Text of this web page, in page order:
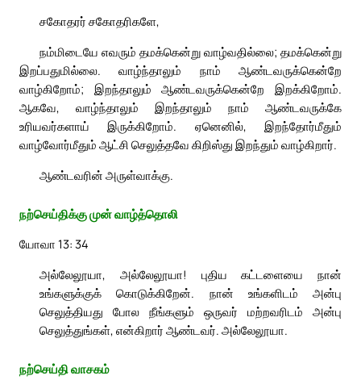
சகோதரர் சகோதரிகளே,
நம்மிடையே எவரும் தமக்கென்று வாழ்வதில்லை; தமக்கென்று
இறப்பதுமில்லை. வாழ்ந்தாலும் நாம் ஆண்டவருக்கென்றே
வாழ்கிறோம்; இறந்தாலும் ஆண்டவருக்கென்றே இறக்கிறோம்.
ஆகவே, வாழ்ந்தாலும் இறந்தாலும் நாம் ஆண்டவருக்கே
உரியவர்களாய் இருக்கிறோம். ஏனெனில், இறந்தோர்மீதும்
வாழ்வோர்மீதும் ஆட்சி செலுத்தவே கிறிஸ்து இறந்தும் வாழ்கிறார்.
ஆண்டவரின் அருள்வாக்கு.
நற்செய்திக்கு முன் வாழ்த்தொலி
யோவா 13: 34
அல்லேலூயா, அல்லேலூயா! புதிய கட்டளையை நான்
உங்களுக்குக் கொடுக்கிறேன். நான் உங்களிடம் அன்பு
செலுத்தியது போல நீங்களும் ஒருவர் மற்றவரிடம் அன்பு
செலுத்துங்கள், என்கிறார் ஆண்டவர். அல்லேலூயா.
நற்செய்தி வாசகம்